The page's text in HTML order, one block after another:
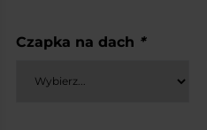
Czapka na dach *